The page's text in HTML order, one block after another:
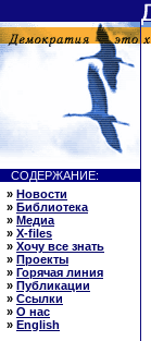
СОДЕРЖАНИЕ:
» Новости
» Библиотека
» Медиа
» X-files
» Хочу все знать
» Проекты
» Горячая линия
» Публикации
» Ссылки
» О нас
» English